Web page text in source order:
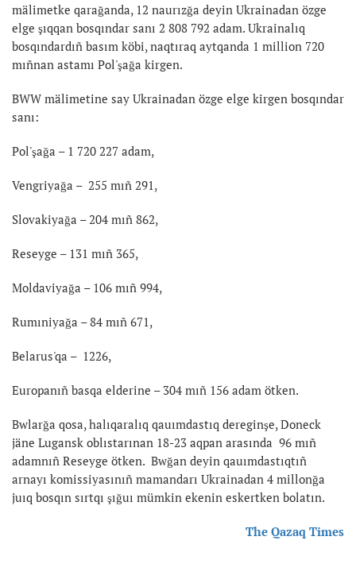
mälimetke qarağanda, 12 naurızğa deyin Ukrainadan özge
elge şıqqan bosqındar sanı 2 808 792 adam. Ukrainalıq
bosqındardıñ basım köbi, naqtıraq aytqanda 1 million 720
mıñnan astamı Pol'şağa kirgen.
BWW mälimetine say Ukrainadan özge elge kirgen bosqındar
sanı:
Pol'şağa – 1 720 227 adam,
Vengriyağa – 255 mıñ 291,
Slovakiyağa – 204 mıñ 862,
Reseyge – 131 mıñ 365,
Moldaviyağa – 106 mıñ 994,
Rumıniyağa – 84 mıñ 671,
Belarus'qa – 1226,
Europanıñ basqa elderine – 304 mıñ 156 adam ötken.
Bwlarğa qosa, halıqaralıq qauımdastıq dereginşe, Doneck
jäne Lugansk oblıstarınan 18-23 aqpan arasında 96 mıñ
adamnıñ Reseyge ötken. Bwğan deyin qauımdastıqtıñ
arnayı komissiyasınıñ mamandarı Ukrainadan 4 millonğa
juıq bosqın sırtqı şığuı mümkin ekenin eskertken bolatın.
The Qazaq Times